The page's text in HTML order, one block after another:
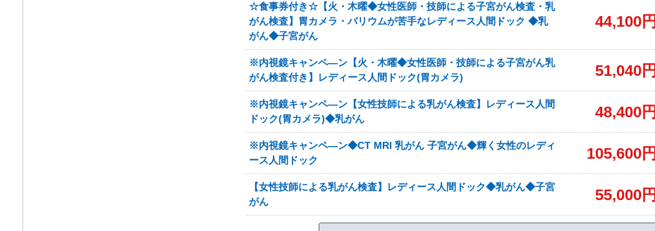
☆食事券付き☆【火・木曜◆女性医師・技師による子宮がん検査・乳
がん検査】胃カメラ・バリウムが苦手なレディース人間ドック ◆乳
がん◆子宮がん
44,100円
※内視鏡キャンペ―ン【火・木曜◆女性医師・技師による子宮がん乳
がん検査付き】レディース人間ドック(胃カメラ)
51,040円
※内視鏡キャンペ―ン【女性技師による乳がん検査】レディース人間
ドック(胃カメラ)◆乳がん
48,400円
※内視鏡キャンペ―ン◆CT MRI 乳がん 子宮がん◆輝く女性のレディ
ース人間ドック
105,600円
【女性技師による乳がん検査】レディース人間ドック◆乳がん◆子宮
がん
55,000円